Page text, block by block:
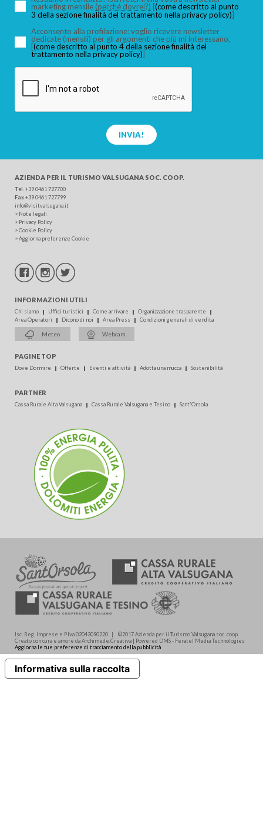
marketing mensile (perché dovrei?) [(come descritto al punto
3 della sezione finalità del trattamento nella privacy policy)]
Acconsento alla profilazione: voglio ricevere newsletter
dedicate (mensili) per gli argomenti che più mi interessano,
[(come descritto al punto 4 della sezione finalità del
trattamento nella privacy policy)]
INVIA!
AZIENDA PER IL TURISMO VALSUGANA SOC. COOP.
Tel +39 0461 727700
Fax+39 0461 727799
info@visitvalsugana.it
> Note legali
> Privacy Policy
>Cookie Policy
>Aggiorna preferenze Cookie
INFORMAZIONI UTILI
Chi siamo Uffici turistici Come arrivare
Organizzazione trasparente
Area Operatori
Dicono di noi Area Press Condizioni generali di vendita
Meteo Webcam
PAGINE TOP
Dove Dormire Offerte Eventi e attività Adotta una mucca Sostenibilità
PARTNER
Cassa Rurale Alta Valsugana Cassa Rurale Valsugana e Tesino Sant'Orsola
Isc. Reg. Imprese e P.Iva 02043090220 | ©2017 Azienda per il Turismo Valsugana soc. coop.
Creato con cura e amore da Archimede.Creativa | Powered DMS - Feratel Media Technologies
Aggiorna le tue preferenze di tracciamento della pubblicità
Informativa sulla raccolta